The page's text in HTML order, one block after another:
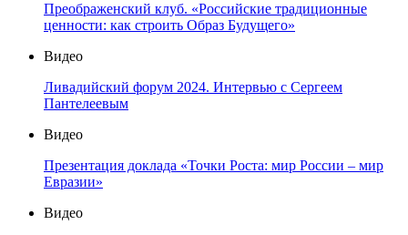
Преображенский клуб. «Российские традиционные
ценности: как строить Образ Будущего»
Видео
Ливадийский форум 2024. Интервью с Сергеем
Пантелеевым
Видео
Презентация доклада «Точки Роста: мир России – мир
Евразии»
Видео